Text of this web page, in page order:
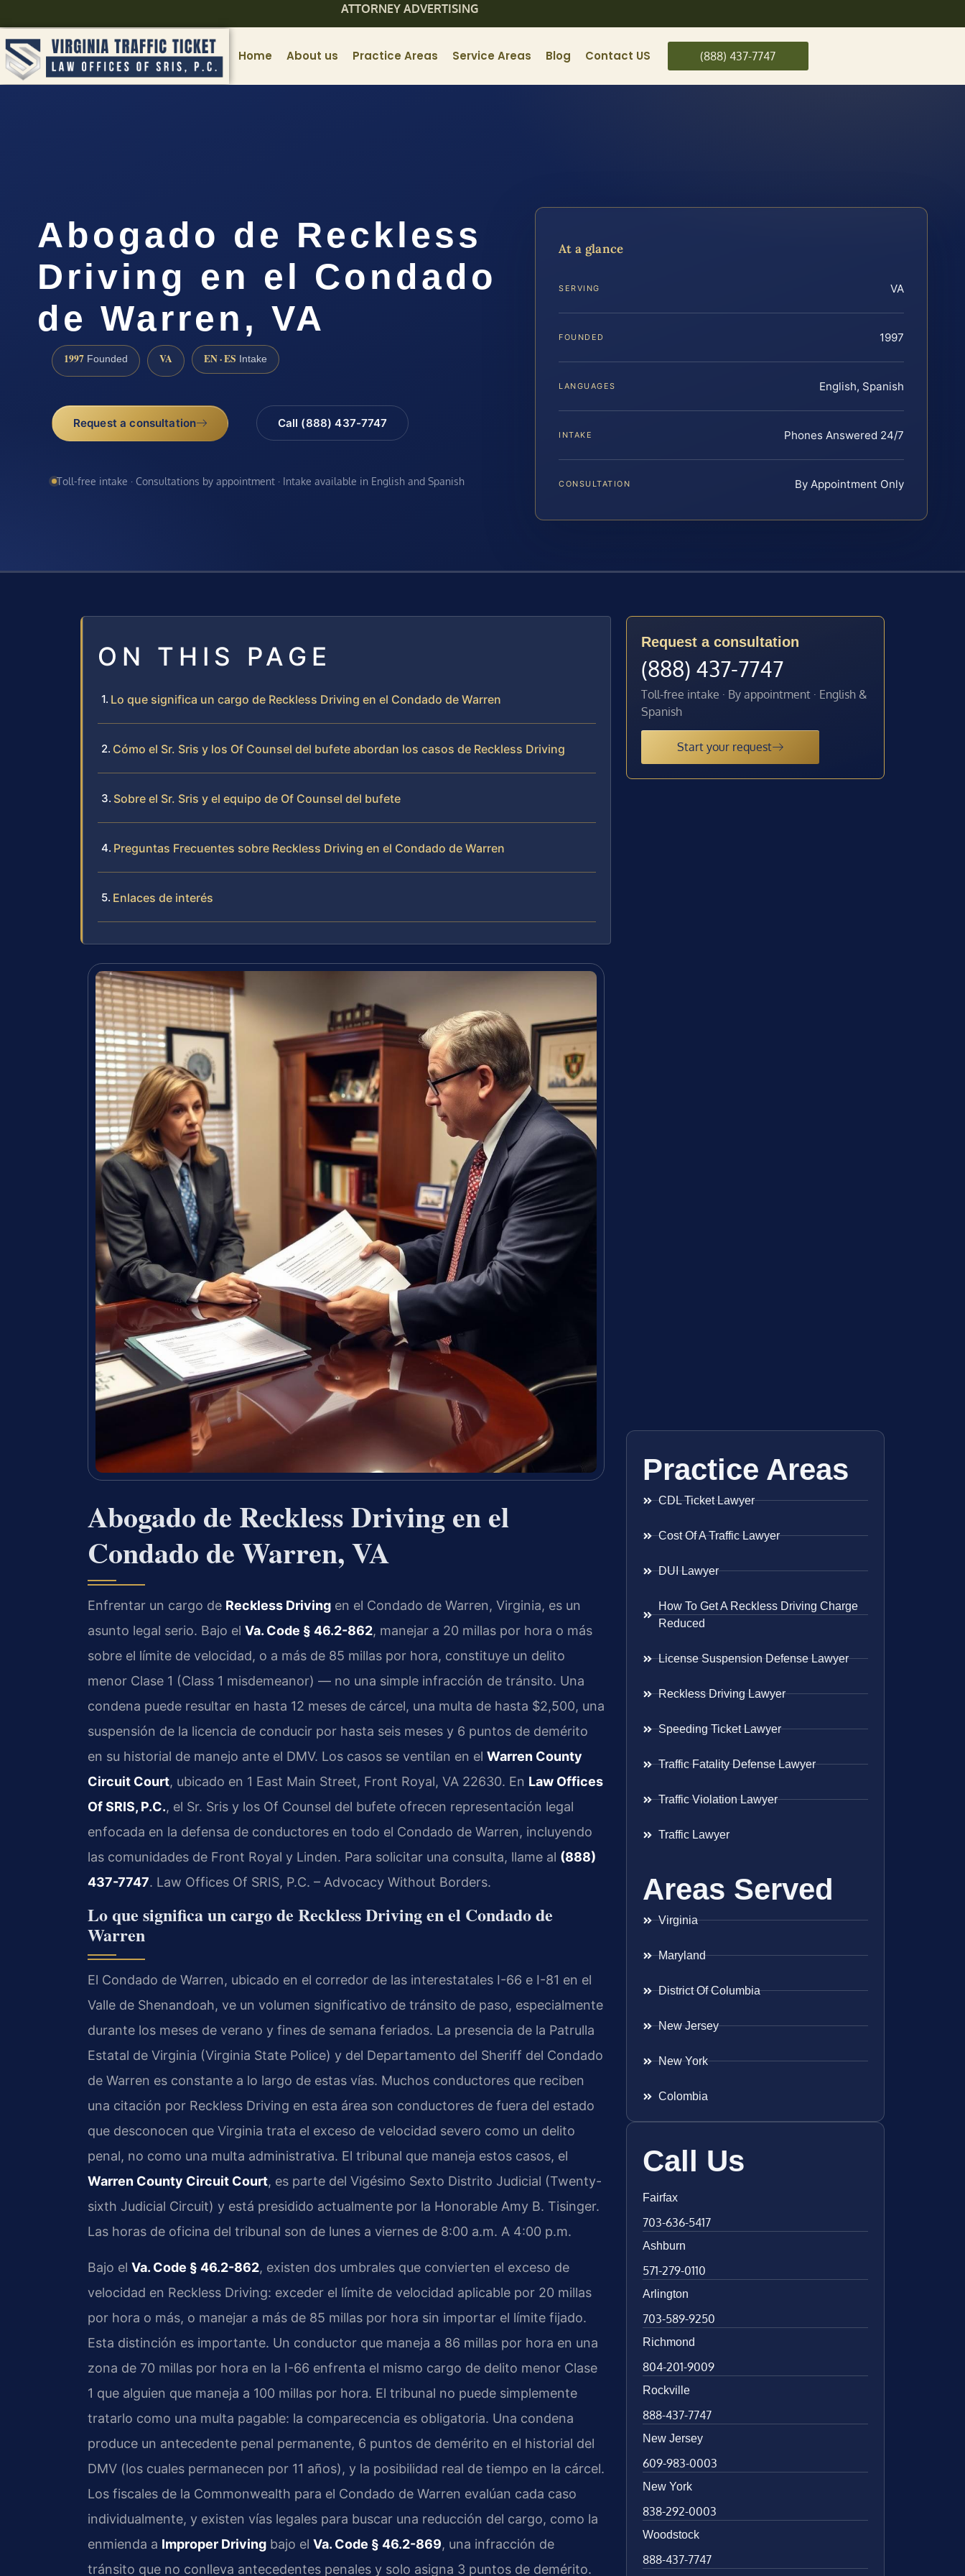
ATTORNEY ADVERTISING
Home About us Practice Areas Service Areas Blog Contact US (888) 437-7747
Abogado de Reckless
Driving en el Condado
de Warren, VA
1997 Founded VA EN · ES Intake
Request a consultation Call (888) 437-7747
Toll-free intake · Consultations by appointment · Intake available in English and Spanish
At a glance
SERVING VA
FOUNDED 1997
LANGUAGES English, Spanish
INTAKE Phones Answered 24/7
CONSULTATION By Appointment Only
ON THIS PAGE
Lo que significa un cargo de Reckless Driving en el Condado de Warren
Cómo el Sr. Sris y los Of Counsel del bufete abordan los casos de Reckless Driving
Sobre el Sr. Sris y el equipo de Of Counsel del bufete
Preguntas Frecuentes sobre Reckless Driving en el Condado de Warren
Enlaces de interés
Abogado de Reckless Driving en el
Condado de Warren, VA
Enfrentar un cargo de Reckless Driving en el Condado de Warren, Virginia, es un
asunto legal serio. Bajo el Va. Code § 46.2-862, manejar a 20 millas por hora o más
sobre el límite de velocidad, o a más de 85 millas por hora, constituye un delito
menor Clase 1 (Class 1 misdemeanor) — no una simple infracción de tránsito. Una
condena puede resultar en hasta 12 meses de cárcel, una multa de hasta $2,500, una
suspensión de la licencia de conducir por hasta seis meses y 6 puntos de demérito
en su historial de manejo ante el DMV. Los casos se ventilan en el Warren County
Circuit Court, ubicado en 1 East Main Street, Front Royal, VA 22630. En Law Offices
Of SRIS, P.C., el Sr. Sris y los Of Counsel del bufete ofrecen representación legal
enfocada en la defensa de conductores en todo el Condado de Warren, incluyendo
las comunidades de Front Royal y Linden. Para solicitar una consulta, llame al (888)
437-7747. Law Offices Of SRIS, P.C. – Advocacy Without Borders.
Lo que significa un cargo de Reckless Driving en el Condado de
Warren
El Condado de Warren, ubicado en el corredor de las interestatales I-66 e I-81 en el
Valle de Shenandoah, ve un volumen significativo de tránsito de paso, especialmente
durante los meses de verano y fines de semana feriados. La presencia de la Patrulla
Estatal de Virginia (Virginia State Police) y del Departamento del Sheriff del Condado
de Warren es constante a lo largo de estas vías. Muchos conductores que reciben
una citación por Reckless Driving en esta área son conductores de fuera del estado
que desconocen que Virginia trata el exceso de velocidad severo como un delito
penal, no como una multa administrativa. El tribunal que maneja estos casos, el
Warren County Circuit Court, es parte del Vigésimo Sexto Distrito Judicial (Twenty-
sixth Judicial Circuit) y está presidido actualmente por la Honorable Amy B. Tisinger.
Las horas de oficina del tribunal son de lunes a viernes de 8:00 a.m. A 4:00 p.m.
Bajo el Va. Code § 46.2-862, existen dos umbrales que convierten el exceso de
velocidad en Reckless Driving: exceder el límite de velocidad aplicable por 20 millas
por hora o más, o manejar a más de 85 millas por hora sin importar el límite fijado.
Esta distinción es importante. Un conductor que maneja a 86 millas por hora en una
zona de 70 millas por hora en la I-66 enfrenta el mismo cargo de delito menor Clase
1 que alguien que maneja a 100 millas por hora. El tribunal no puede simplemente
tratarlo como una multa pagable: la comparecencia es obligatoria. Una condena
produce un antecedente penal permanente, 6 puntos de demérito en el historial del
DMV (los cuales permanecen por 11 años), y la posibilidad real de tiempo en la cárcel.
Los fiscales de la Commonwealth para el Condado de Warren evalúan cada caso
individualmente, y existen vías legales para buscar una reducción del cargo, como la
enmienda a Improper Driving bajo el Va. Code § 46.2-869, una infracción de
tránsito que no conlleva antecedentes penales y solo asigna 3 puntos de demérito.
Request a consultation
(888) 437-7747
Toll-free intake · By appointment · English &
Spanish
Start your request
Practice Areas
CDL Ticket Lawyer
Cost Of A Traffic Lawyer
DUI Lawyer
How To Get A Reckless Driving Charge
Reduced
License Suspension Defense Lawyer
Reckless Driving Lawyer
Speeding Ticket Lawyer
Traffic Fatality Defense Lawyer
Traffic Violation Lawyer
Traffic Lawyer
Areas Served
Virginia
Maryland
District Of Columbia
New Jersey
New York
Colombia
Call Us
Fairfax
703-636-5417
Ashburn
571-279-0110
Arlington
703-589-9250
Richmond
804-201-9009
Rockville
888-437-7747
New Jersey
609-983-0003
New York
838-292-0003
Woodstock
888-437-7747